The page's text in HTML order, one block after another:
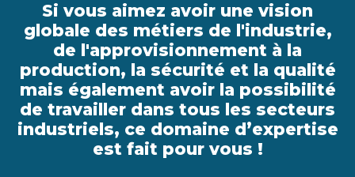
Si vous aimez avoir une vision
globale des métiers de l'industrie,
de l'approvisionnement à la
production, la sécurité et la qualité
mais également avoir la possibilité
de travailler dans tous les secteurs
industriels, ce domaine d’expertise
est fait pour vous !